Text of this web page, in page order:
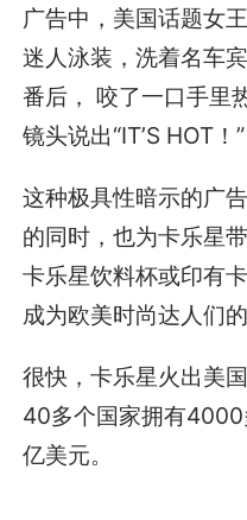
广告中，美国话题女
迷人泳装，洗着名车
番后， 咬了一口手里
镜头说出“IT’S HOT！”
这种极具性暗示的广
的同时，也为卡乐星
卡乐星饮料杯或印有
成为欧美时尚达人们的
很快，卡乐星火出美
40多个国家拥有
亿美元。